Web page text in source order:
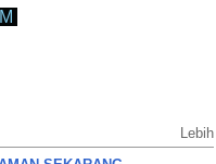
Lebih